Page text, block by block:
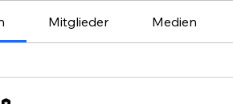
Mitglieder Medien